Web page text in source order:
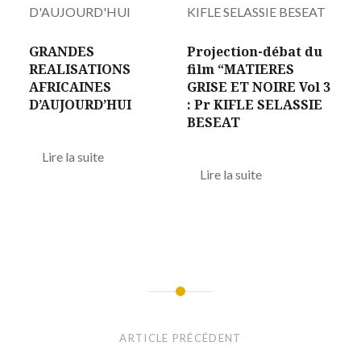
GRANDES
REALISATIONS
AFRICAINES
D’AUJOURD’HUI
Lire la suite
Projection-débat du
film “MATIERES
GRISE ET NOIRE Vol 3
: Pr KIFLE SELASSIE
BESEAT
Lire la suite
ARTICLE PRÉCÉDENT